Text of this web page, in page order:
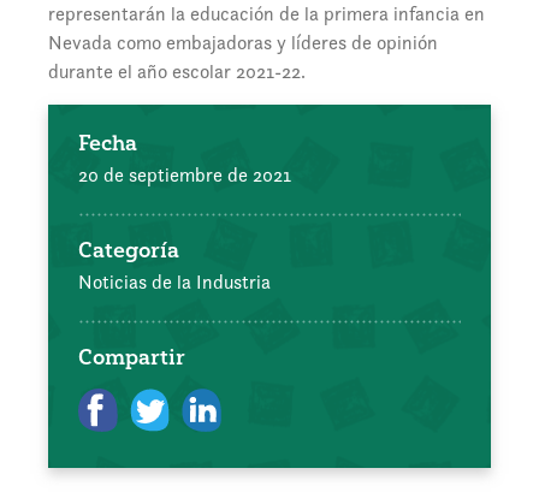
representarán la educación de la primera infancia en
Nevada como embajadoras y líderes de opinión
durante el año escolar 2021-22.
Fecha
20 de septiembre de 2021
Categoría
Noticias de la Industria
Compartir